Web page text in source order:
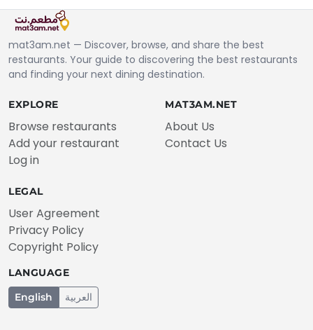
mat3am.net — Discover, browse, and share the best
restaurants. Your guide to discovering the best restaurants
and finding your next dining destination.
EXPLORE
Browse restaurants
Add your restaurant
Log in
MAT3AM.NET
About Us
Contact Us
LEGAL
User Agreement
Privacy Policy
Copyright Policy
LANGUAGE
English
العربية